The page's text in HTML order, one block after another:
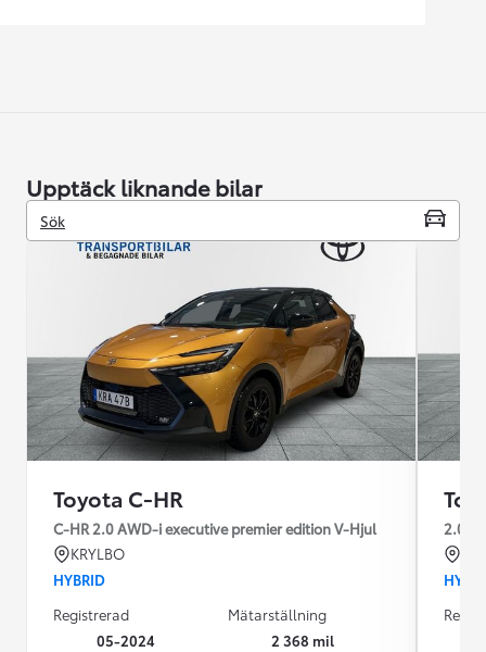
Upptäck liknande bilar
Sök
Toyota C-HR
C-HR 2.0 AWD-i executive premier edition V-Hjul
KRYLBO
HYBRID
Registrerad
05-2024
Mätarställning
2 368 mil
2.0